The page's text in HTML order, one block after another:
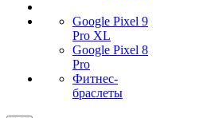
Google Pixel 9
Pro XL
Google Pixel 8
Pro
Фитнес-
браслеты